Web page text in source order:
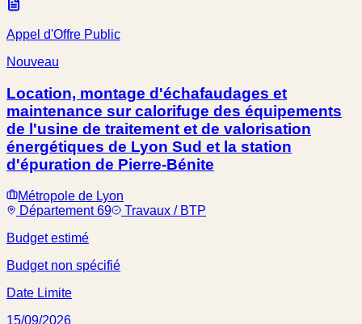
Appel d'Offre Public
Nouveau
Location, montage d'échafaudages et
maintenance sur calorifuge des équipements
de l'usine de traitement et de valorisation
énergétiques de Lyon Sud et la station
d'épuration de Pierre-Bénite
Métropole de Lyon
Département 69
Travaux / BTP
Budget estimé
Budget non spécifié
Date Limite
15/09/2026